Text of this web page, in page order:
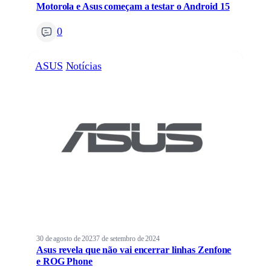
Motorola e Asus começam a testar o Android 15
0
ASUS Notícias
30 de agosto de 20237 de setembro de 2024
Asus revela que não vai encerrar linhas Zenfone
e ROG Phone